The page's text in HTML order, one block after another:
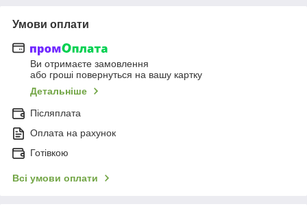
Умови оплати
Ви отримаєте замовлення
або гроші повернуться на вашу картку
Детальніше
Післяплата
Оплата на рахунок
Готівкою
Всі умови оплати